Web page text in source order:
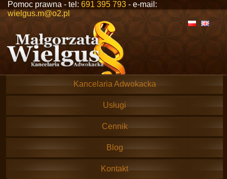
Pomoc prawna - tel: 691 395 793 - e-mail:
wielgus.m@o2.pl
Kancelaria Adwokacka
Usługi
Cennik
Blog
Kontakt